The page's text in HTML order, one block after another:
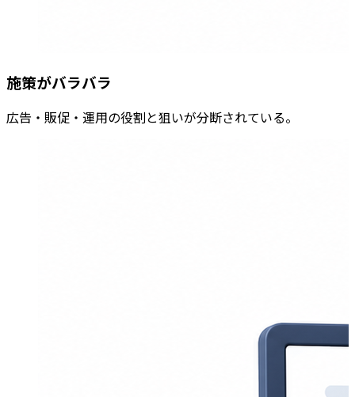
施策がバラバラ
広告・販促・運用の役割と狙いが分断されている。